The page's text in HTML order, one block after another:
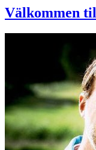
Välkommen